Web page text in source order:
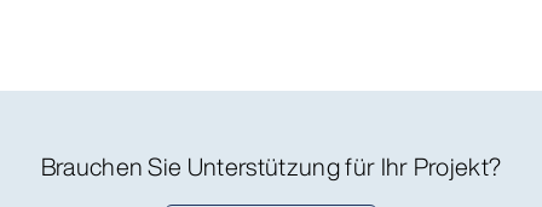
Brauchen Sie Unterstützung für Ihr Projekt?